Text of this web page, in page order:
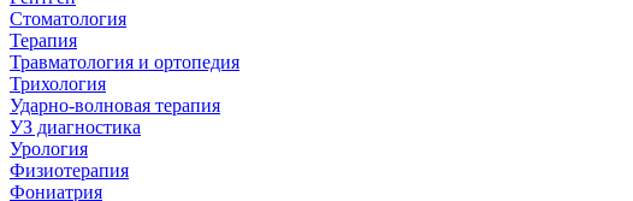
Стоматология
Терапия
Травматология и ортопедия
Трихология
Ударно-волновая терапия
УЗ диагностика
Урология
Физиотерапия
Фониатрия